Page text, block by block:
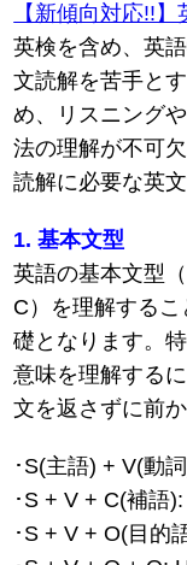
【新傾向対応!!
英検を含め、英
文読解を苦手と
め、リスニング
法の理解が不可
読解に必要な英
1. 基本文型
英語の基本文型
C）を理解する
礎となります。
意味を理解するに
文を返さずに前
･S(主語) + V(動
･S + V + C(補語
･S + V + O(目的